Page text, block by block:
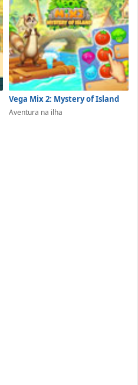
Vega Mix 2: Mystery of Island
Aventura na ilha